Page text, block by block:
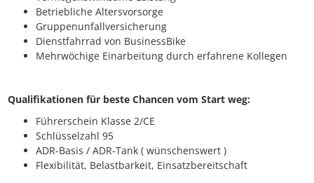
Betriebliche Altersvorsorge
Gruppenunfallversicherung
Dienstfahrrad von BusinessBike
Mehrwöchige Einarbeitung durch erfahrene Kollegen
Qualifikationen für beste Chancen vom Start weg:
Führerschein Klasse 2/CE
Schlüsselzahl 95
ADR-Basis / ADR-Tank ( wünschenswert )
Flexibilität, Belastbarkeit, Einsatzbereitschaft